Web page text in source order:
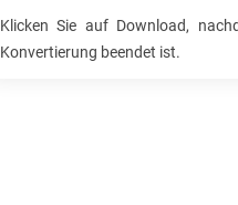
Klicken Sie auf Download,
Konvertierung beendet ist.